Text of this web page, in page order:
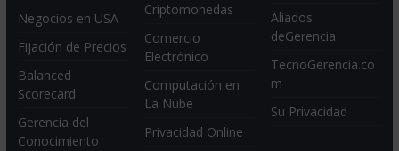
Negocios en USA
Fijación de Precios
Balanced
Scorecard
Gerencia del
Conocimiento
Criptomonedas
Comercio
Electrónico
Computación en
La Nube
Privacidad Online
Aliados
deGerencia
TecnoGerencia.co
m
Su Privacidad